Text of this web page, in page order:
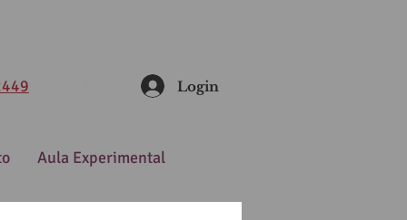
Login
Aula Experimental